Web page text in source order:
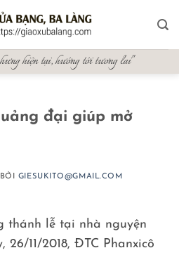
hiện tại, hướng tới tương lai"
đại giúp mở
BỞI GIESUKITO@GMAIL.COM
thánh lễ tại nhà nguyện
11/2018, ĐTC Phanxicô